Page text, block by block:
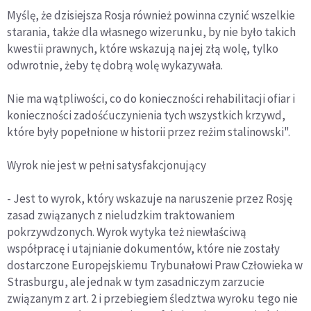
Myślę, że dzisiejsza Rosja również powinna czynić wszelkie
starania, także dla własnego wizerunku, by nie było takich
kwestii prawnych, które wskazują na jej złą wolę, tylko
odwrotnie, żeby tę dobrą wolę wykazywała.
Nie ma wątpliwości, co do konieczności rehabilitacji ofiar i
konieczności zadośćuczynienia tych wszystkich krzywd,
które były popełnione w historii przez reżim stalinowski".
Wyrok nie jest w pełni satysfakcjonujący
- Jest to wyrok, który wskazuje na naruszenie przez Rosję
zasad związanych z nieludzkim traktowaniem
pokrzywdzonych. Wyrok wytyka też niewłaściwą
współpracę i utajnianie dokumentów, które nie zostały
dostarczone Europejskiemu Trybunałowi Praw Człowieka w
Strasburgu, ale jednak w tym zasadniczym zarzucie
związanym z art. 2 i przebiegiem śledztwa wyroku tego nie